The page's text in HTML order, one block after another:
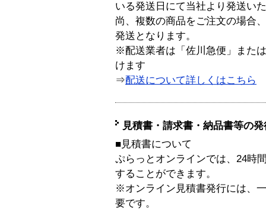
いる発送日にて当社より発送い
尚、複数の商品をご注文の場合
発送となります。
※配送業者は「佐川急便」また
けます
⇒配送について詳しくはこちら
見積書・請求書・納品書等の
■見積書について
ぷらっとオンラインでは、24時
することができます。
※オンライン見積書発行には、
要です。